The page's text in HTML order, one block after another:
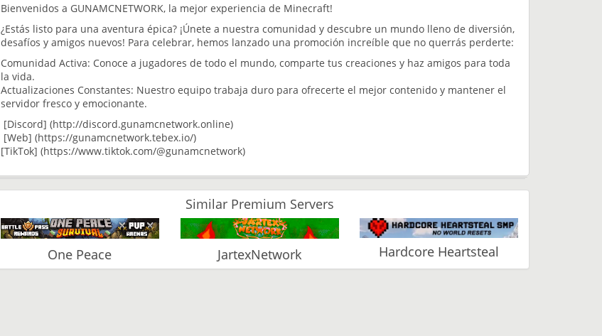
Bienvenidos a GUNAMCNETWORK, la mejor experiencia de Minecraft!
¿Estás listo para una aventura épica? ¡Únete a nuestra comunidad y descubre un mundo lleno de diversión,
desafíos y amigos nuevos! Para celebrar, hemos lanzado una promoción increíble que no querrás perderte:
Comunidad Activa: Conoce a jugadores de todo el mundo, comparte tus creaciones y haz amigos para toda
la vida.
Actualizaciones Constantes: Nuestro equipo trabaja duro para ofrecerte el mejor contenido y mantener el
servidor fresco y emocionante.
[Discord] (http://discord.gunamcnetwork.online)
[Web] (https://gunamcnetwork.tebex.io/)
[TikTok] (https://www.tiktok.com/@gunamcnetwork)
Similar Premium Servers
One Peace JartexNetwork Hardcore Heartsteal